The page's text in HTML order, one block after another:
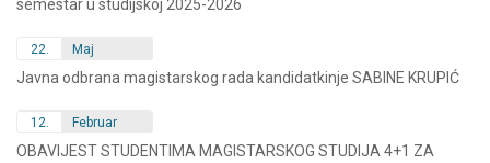
semestar u studijskoj 2025-2026
22. Maj
Javna odbrana magistarskog rada kandidatkinje SABINE KRUPIĆ
12. Februar
OBAVIJEST STUDENTIMA MAGISTARSKOG STUDIJA 4+1 ZA